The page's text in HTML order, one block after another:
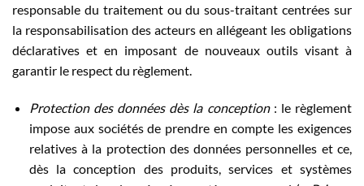
responsable du traitement ou du sous-traitant centrées sur
la responsabilisation des acteurs en allégeant les obligations
déclaratives et en imposant de nouveaux outils visant à
garantir le respect du règlement.
Protection des données dès la conception: le règlement
impose aux sociétés de prendre en compte les exigences
relatives à la protection des données personnelles et ce,
dès la conception des produits, services et systèmes